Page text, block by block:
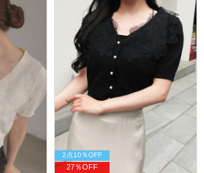
2点10％OFF
27％OFF